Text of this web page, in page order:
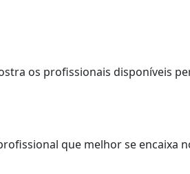
os profissionais disponíveis
que melhor se encaixa